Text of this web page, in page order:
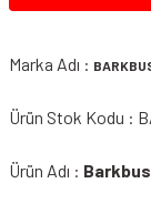
Marka Adı :
Ürün Stok Kodu :
Ürün Adı :